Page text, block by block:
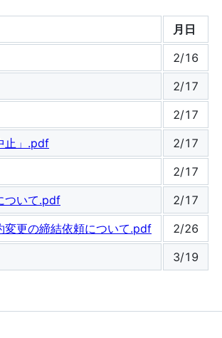
月日
2/16
2/17
2/17
止」.pdf
2/17
2/17
ついて.pdf
2/17
変更の締結依頼について.pdf
2/26
3/19